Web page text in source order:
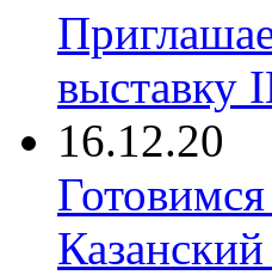
выставку
16.12.20